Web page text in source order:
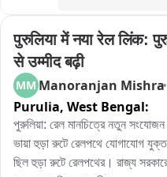
पुरुलिया में नया रेल लिंक:
से उम्मीद बढ़ी
MM Manoranjan Mishra
Purulia, West Bengal:
পুরুলিয়া: রেল মানচিত্রে নতুন
ভায়া হুড়া রুটে রেলপথে যোগাযোগ
ছিল হুড়া রুটে রেলপথের। রাজ্য